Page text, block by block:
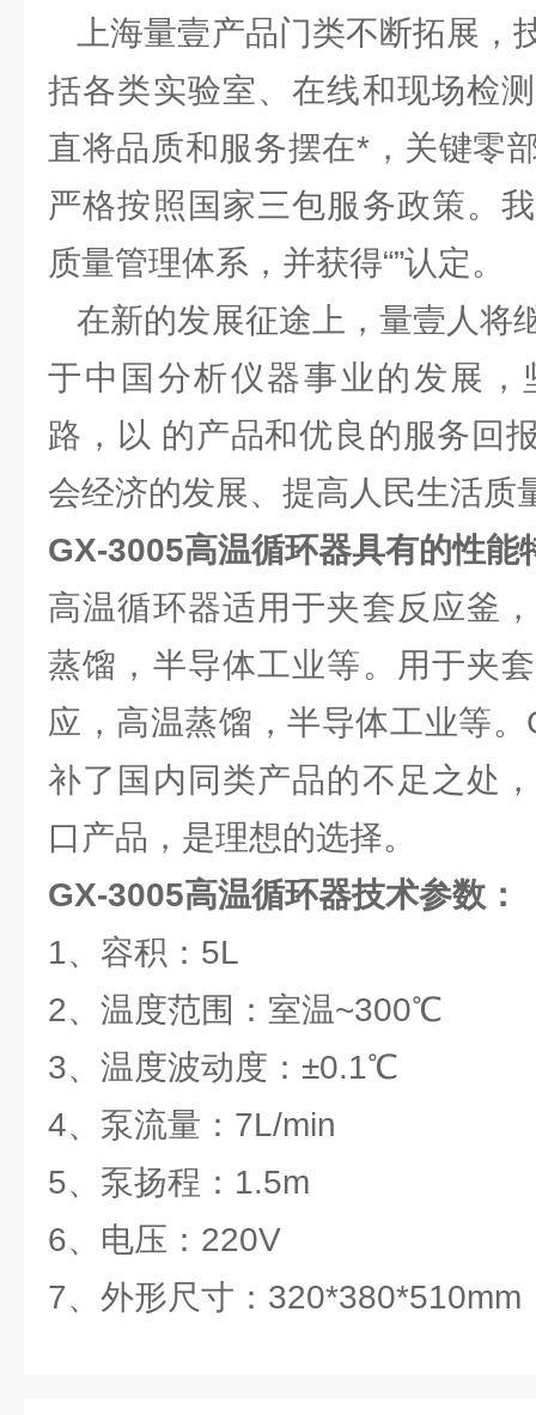
上海量壹产品门类不断拓展，
括各类实验室、在线和现场检
直将品质和服务摆在*，关键零
严格按照国家三包服务政策。
质量管理体系，并获得“”认定。
在新的发展征途上，量壹人将
于中国分析仪器事业的发展，
路，以 的产品和优良的服务回
会经济的发展、提高人民生活质
GX-3005高温循环器具有的性能
高温循环器适用于夹套反应釜
蒸馏，半导体工业等。用于夹
应，高温蒸馏，半导体工业等
补了国内同类产品的不足之处
口产品，是理想的选择。
GX-3005高温循环器技术参数：
1、容积：5L
2、温度范围：室温~300℃
3、温度波动度：±0.1℃
4、泵流量：7L/min
5、泵扬程：1.5m
6、电压：220V
7、外形尺寸：320*380*510mm